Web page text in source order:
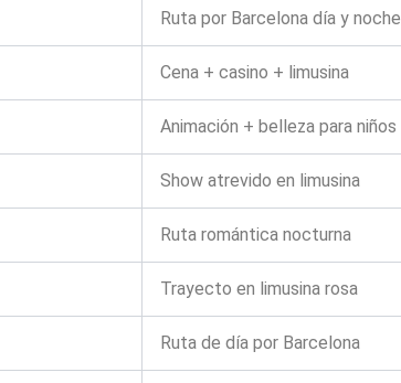
Ruta por Barcelona día y noche
Cena + casino + limusina
Animación + belleza para niños
Show atrevido en limusina
Ruta romántica nocturna
Trayecto en limusina rosa
Ruta de día por Barcelona